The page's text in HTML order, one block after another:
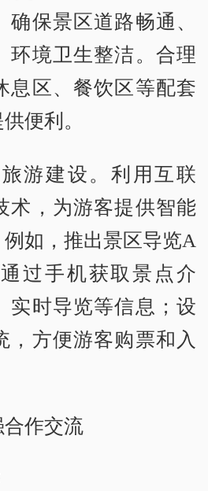
保景区道路畅通、
环境卫生整洁。合理
息区、餐饮区等配套
便利。
游建设。利用互联
术，为游客提供智能
如，推出景区导览A
过手机获取景点介
实时导览等信息；设
，方便游客购票和入
合作交流